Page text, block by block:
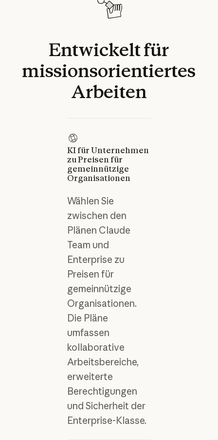
Entwickeltfür
missionsorientiertes
Arbeiten
KI für Unternehmen
zu Preisen für
gemeinnützige
Organisationen
Wählen Sie
zwischen den
Plänen Claude
Team und
Enterprise zu
Preisen für
gemeinnützige
Organisationen.
Die Pläne
umfassen
kollaborative
Arbeitsbereiche,
erweiterte
Berechtigungen
und Sicherheit der
Enterprise-Klasse.